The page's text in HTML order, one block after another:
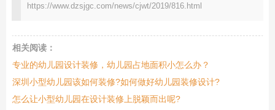
https://www.dzsjgc.com/news/cjwt/2019/816.html
相关阅读：
专业的幼儿园设计装修，幼儿园占地面积小怎么办？
深圳小型幼儿园该如何装修?如何做好幼儿园装修设计?
怎么让小型幼儿园在设计装修上脱颖而出呢?